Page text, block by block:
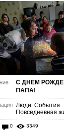
С ДНЕМ
ПАПА!
Люди. События.
Повседневная
0 3349